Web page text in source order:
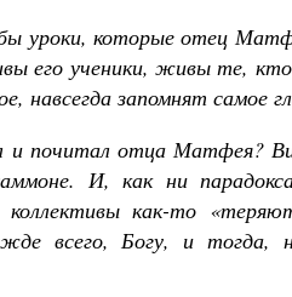
которые отец
его ученики, живы те,
навсегда запомнят самое
и почитал отца Матфея?
И, как ни
коллективы как-то
всего, Богу, и тогда,